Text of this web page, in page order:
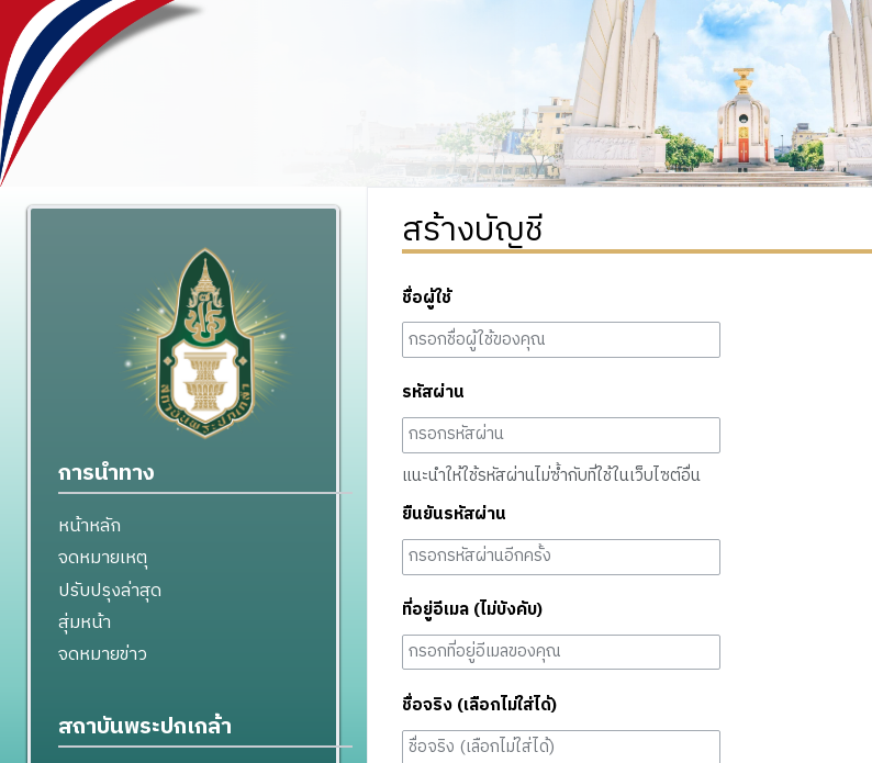
สร้างบัญชี
ชื่อผู้ใช้
รหัสผ่าน
แนะนำให้ใช้รหัสผ่านไม่ซ้ำกับที่ใช้ในเว็บไซต์อื่น
ยืนยันรหัสผ่าน
ที่อยู่อีเมล (ไม่บังคับ)
ชื่อจริง (เลือกไม่ใส่ได้)
การนำทาง
หน้าหลัก
จดหมายเหตุ
ปรับปรุงล่าสุด
สุ่มหน้า
จดหมายข่าว
สถาบันพระปกเกล้า